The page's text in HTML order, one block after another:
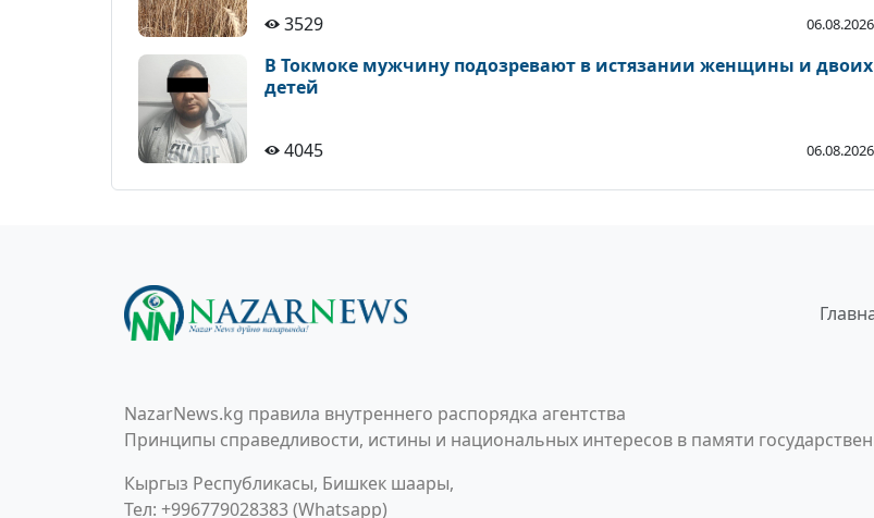
3529
В Токмоке мужчину подозревают в истязании женщины и двоих
детей
4045
NazarNews.kg правила внутреннего распорядка агентства
Принципы справедливости, истины и национальных интересов в памяти
Кыргыз Республикасы, Бишкек шаары,
Тел: +996779028383 (Whatsapp)